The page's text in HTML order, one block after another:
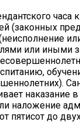
часа
(законных
или иными
наказание
наложение
пятисот до